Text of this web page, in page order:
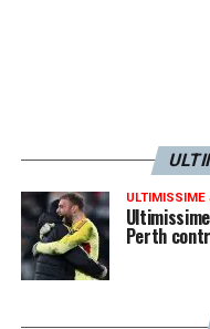
ULTIMISSIME
Perth